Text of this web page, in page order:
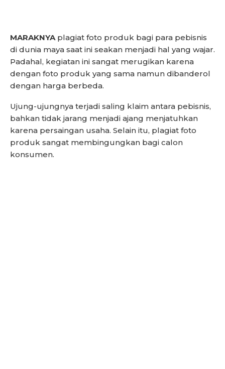
MARAKNYA plagiat foto produk bagi para pebisnis
di dunia maya saat ini seakan menjadi hal yang wajar.
Padahal, kegiatan ini sangat merugikan karena
dengan foto produk yang sama namun dibanderol
dengan harga berbeda.
Ujung-ujungnya terjadi saling klaim antara pebisnis,
bahkan tidak jarang menjadi ajang menjatuhkan
karena persaingan usaha. Selain itu, plagiat foto
produk sangat membingungkan bagi calon
konsumen.